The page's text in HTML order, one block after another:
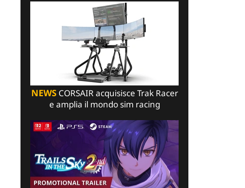
NEWSCORSAIR acquisisce Trak Racer
e amplia il mondo sim racing